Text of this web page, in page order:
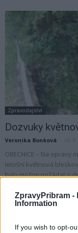
ZpravyPribram -
Information
If you wish to opt-
Zpravodajství
Dozvuky
Veronika Bonková
OBECNICE – Na
letošní květnová
bylo možno požádat o